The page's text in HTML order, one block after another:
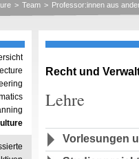
> Team > Professor:innen aus
Recht und
Lehre
Vorlesungen